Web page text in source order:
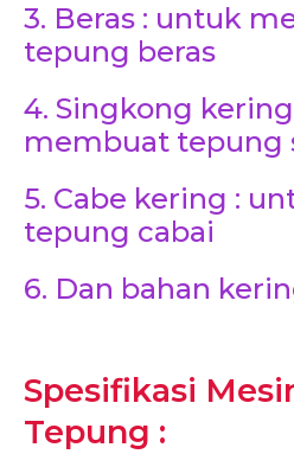
3. Beras : untuk
tepung beras
4. Singkong
membuat tepung
5. Cabe kering :
tepung cabai
6. Dan bahan
Spesifikasi
Tepung :